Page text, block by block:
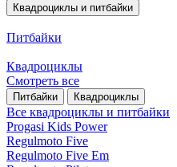
Квадроциклы и питбайки
Питбайки
Квадроциклы
Смотреть все
Питбайки Квадроциклы
Все квадроциклы и питбайки
Progasi Kids Power
Regulmoto Five
Regulmoto Five Em